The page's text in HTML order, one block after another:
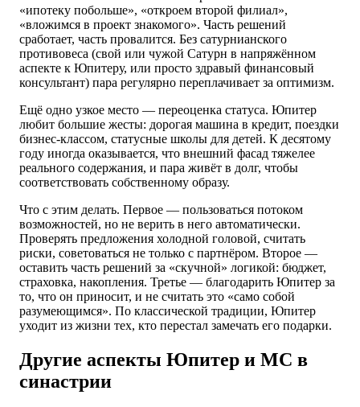
«ипотеку побольше», «откроем второй филиал»,
«вложимся в проект знакомого». Часть решений
сработает, часть провалится. Без сатурнианского
противовеса (свой или чужой Сатурн в напряжённом
аспекте к Юпитеру, или просто здравый финансовый
консультант) пара регулярно переплачивает за оптимизм.
Ещё одно узкое место — переоценка статуса. Юпитер
любит большие жесты: дорогая машина в кредит, поездки
бизнес-классом, статусные школы для детей. К десятому
году иногда оказывается, что внешний фасад тяжелее
реального содержания, и пара живёт в долг, чтобы
соответствовать собственному образу.
Что с этим делать. Первое — пользоваться потоком
возможностей, но не верить в него автоматически.
Проверять предложения холодной головой, считать
риски, советоваться не только с партнёром. Второе —
оставить часть решений за «скучной» логикой: бюджет,
страховка, накопления. Третье — благодарить Юпитер за
то, что он приносит, и не считать это «само собой
разумеющимся». По классической традиции, Юпитер
уходит из жизни тех, кто перестал замечать его подарки.
Другие аспекты Юпитер и MC в
синастрии